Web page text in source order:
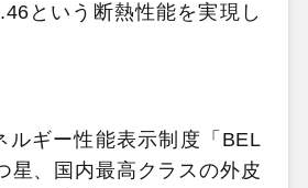
という断熱性能を実現し
ギー性能表示制度「BEL
星、国内最高クラスの外皮